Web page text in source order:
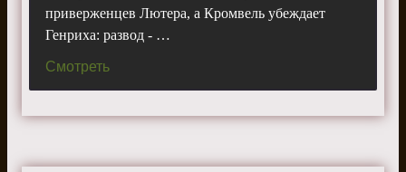
приверженцев Лютера, а Кромвель убеждает
Генриха: развод - …
Смотреть